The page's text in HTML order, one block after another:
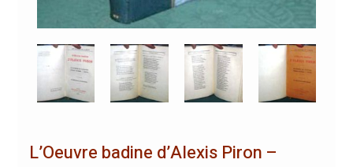
L’Oeuvre badine d’Alexis Piron –